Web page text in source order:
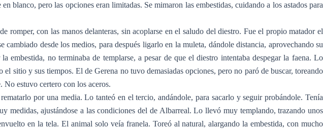
blanco, pero las opciones eran limitadas. Se mimaron las embestidas, cuidando a los astados para
con las manos delanteras, sin acoplarse en el saludo del diestro. Fue el propio matador el
desde los medios, para después ligarlo en la muleta, dándole distancia, aprovechando su
embestida, no terminaba de templarse, a pesar de que el diestro intentaba despegar la faena. Lo
sitio y sus tiempos. El de Gerena no tuvo demasiadas opciones, pero no paró de buscar, toreando
No estuvo certero con los aceros.
por una media. Lo tanteó en el tercio, andándole, para sacarlo y seguir probándole. Tenía
medidas, ajustándose a las condiciones del de Albarreal. Lo llevó muy templando, trazando unos
en la tela. El animal solo veía franela. Toreó al natural, alargando la embestida, con mucho